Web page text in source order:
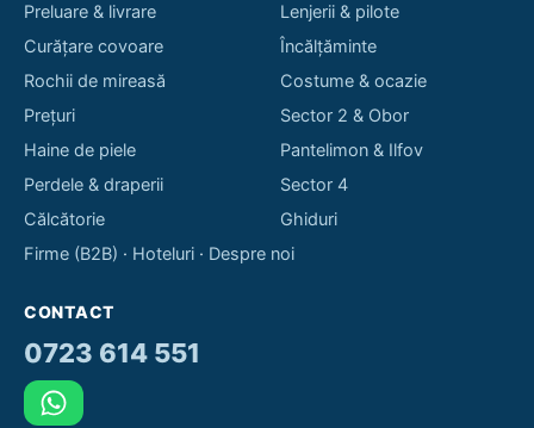
Preluare & livrare
Curățare covoare
Rochii de mireasă
Prețuri
Haine de piele
Perdele & draperii
Călcătorie
Lenjerii & pilote
Încălțăminte
Costume & ocazie
Sector 2 & Obor
Pantelimon & Ilfov
Sector 4
Ghiduri
Firme (B2B) · Hoteluri · Despre noi
CONTACT
0723 614 551